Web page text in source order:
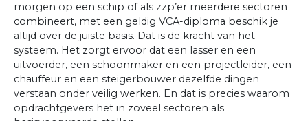
morgen op een schip of als zzp’er meerdere sectoren
combineert, met een geldig VCA-diploma beschik je
altijd over de juiste basis. Dat is de kracht van het
systeem. Het zorgt ervoor dat een lasser en een
uitvoerder, een schoonmaker en een projectleider, een
chauffeur en een steigerbouwer dezelfde dingen
verstaan onder veilig werken. En dat is precies waarom
opdrachtgevers het in zoveel sectoren als